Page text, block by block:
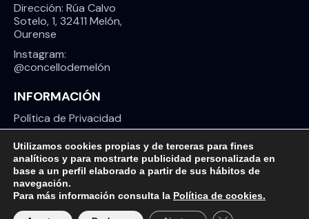
Dirección: Rúa Calvo
Sotelo, 1, 32411 Melón,
Ourense
Instagram:
@concellodemelón
INFORMACIÓN
Política de Privacidad
Aviso Legal
Política de Cookies
Utilizamos cookies propias y de terceras para fines
analíticos y para mostrarte publicidad personalizada en
base a un perfil elaborado a partir de sus hábitos de
navegación.
Para más información consulta la Política de cookies.